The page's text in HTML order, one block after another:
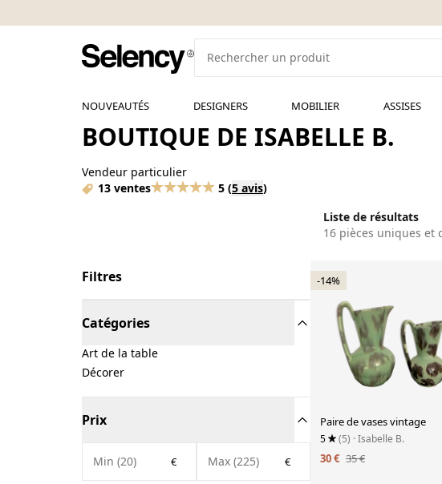
NOUVEAUTÉS DESIGNERS MOBILIER ASSISES
BOUTIQUE DE ISABELLE B.
Vendeur particulier
13 ventes
5 (5 avis)
Liste de résultats
16 pièces uniques et
Filtres
Catégories
Art de la table
Décorer
Prix
€ €
-14%
Paire de vases vintage
5 (5) · Isabelle B.
30 € 35 €